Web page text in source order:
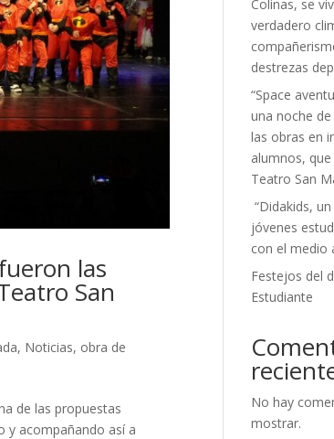
las
San
, Noticias, obra de
de las propuestas
y acompañando así a
Colinas, se
verdadero
destrezas
“Space
una noche
las obras en
alumnos,
Teatro San
“Didakids,
jóvenes
con el medio
Festejos del
Estudiante
No hay
mostrar.